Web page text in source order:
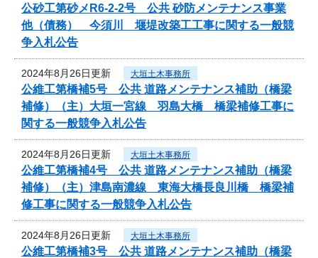
公砂工第砂メR6-2-2号 公共 砂防メンテナンス事業
他（債務） 今須川 堰堤改築工工事に関する一般競
争入札公告
2024年8月26日更新 大垣土木事務所
公維工第橋補5号 公共 道路メンテナンス補助（橋梁
補修）（主）大垣一宮線 羽島大橋 橋梁補修工事に
関する一般競争入札公告
2024年8月26日更新 大垣土木事務所
公維工第橋補4号 公共 道路メンテナンス補助（橋梁
補修）（主）津島南濃線 東海大橋長良川橋 橋梁補
修工事に関する一般競争入札公告
2024年8月26日更新 大垣土木事務所
公維工第橋補3号 公共 道路メンテナンス補助（橋梁